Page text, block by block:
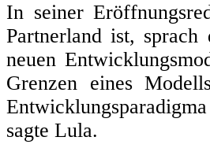
In seiner
Partnerland ist,
neuen
Grenzen eines
sagte Lula.